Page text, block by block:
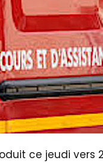
ce jeudi vers